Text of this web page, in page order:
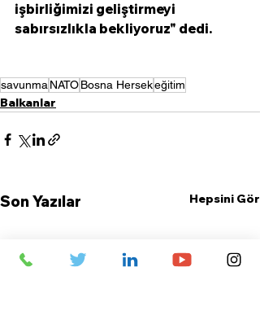
işbirliğimizi geliştirmeyi
sabırsızlıkla bekliyoruz" dedi.
savunmaNATOBosna Hersekeğitim
Balkanlar
Son Yazılar Hepsini Gör